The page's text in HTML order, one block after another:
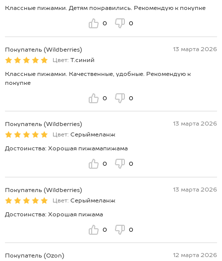
Классные пижамки. Детям понравились. Рекомендую к покупке
0 0
Покупатель (Wildberries)
13 марта 2026
Цвет: Т.синий
Классные пижамки. Качественные, удобные. Рекомендую к
покупке
0 0
Покупатель (Wildberries)
13 марта 2026
Цвет: Серыймеланж
Достоинства: Хорошая пижамапижама
0 0
Покупатель (Wildberries)
13 марта 2026
Цвет: Серыймеланж
Достоинства: Хорошая пижама
0 0
Покупатель (Ozon)
12 марта 2026